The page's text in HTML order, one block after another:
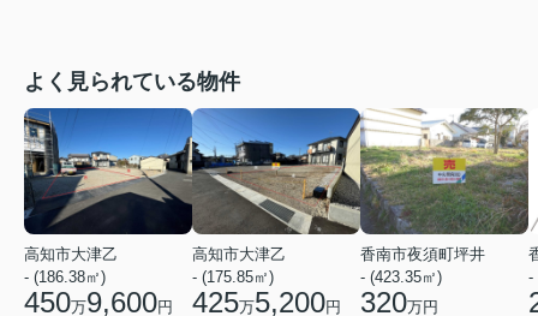
よく見られている物件
高知市大津乙
- (186.38㎡)
450万9,600円
高知市大津乙
- (175.85㎡)
425万5,200円
香南市夜須町坪井
- (423.35㎡)
320万円
-